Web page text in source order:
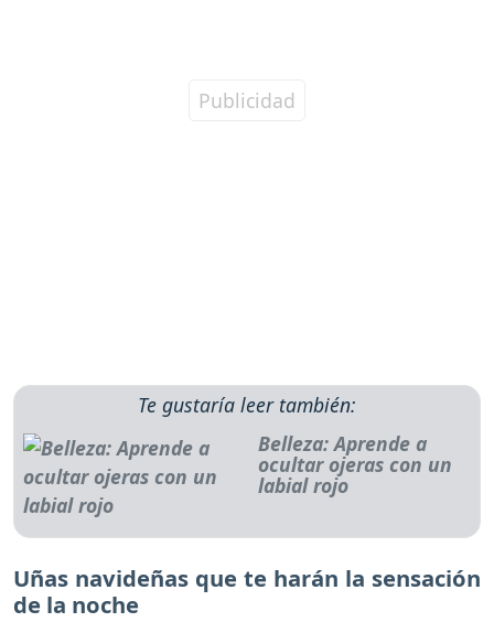
Te gustaría leer también:
Belleza: Aprende a
ocultar ojeras con un
labial rojo
Uñas navideñas que te harán la sensación
de la noche